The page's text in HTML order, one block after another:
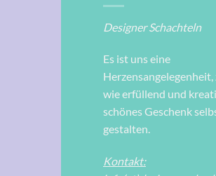
Designer Schachteln
Es ist uns eine
Herzensangelegenheit,
wie erfüllend und
schönes Geschenk
gestalten.
Kontakt: